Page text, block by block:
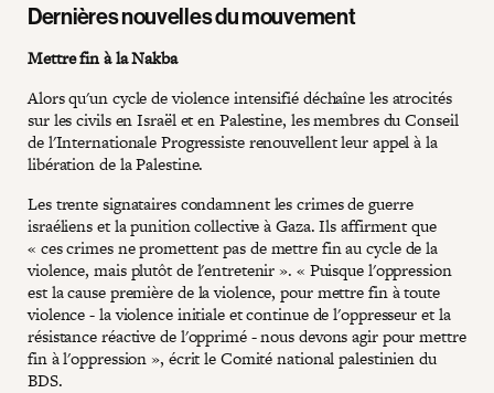
Dernières nouvelles du mouvement
Mettre fin à la Nakba
Alors qu'un cycle de violence intensifié déchaîne les atrocités
sur les civils en Israël et en Palestine, les membres du Conseil
de l'Internationale Progressiste renouvellent leur appel à la
libération de la Palestine.
Les trente signataires condamnent les crimes de guerre
israéliens et la punition collective à Gaza. Ils affirment que
« ces crimes ne promettent pas de mettre fin au cycle de la
violence, mais plutôt de l'entretenir ». « Puisque l'oppression
est la cause première de la violence, pour mettre fin à toute
violence - la violence initiale et continue de l'oppresseur et la
résistance réactive de l'opprimé - nous devons agir pour mettre
fin à l'oppression », écrit le Comité national palestinien du
BDS.